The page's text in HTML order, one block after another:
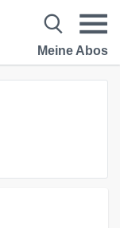
Meine Abos